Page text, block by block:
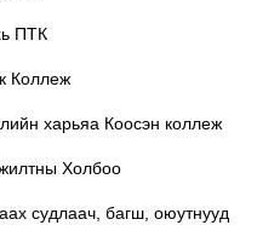
ПТК
Коллеж
харьяа Коосэн коллеж
Холбоо
судлаач, багш, оюутнууд